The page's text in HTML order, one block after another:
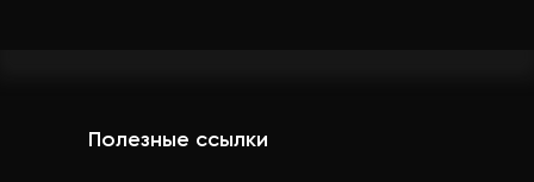
Полезные ссылки